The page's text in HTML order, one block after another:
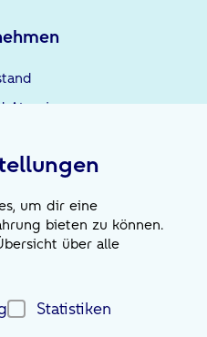
um dir eine
bieten zu können.
über alle
Statistiken
Atruvia